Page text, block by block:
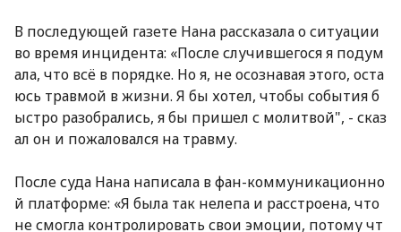
В последующей газете Нана рассказала о ситуации
во время инцидента: «После случившегося я подум
ала, что всё в порядке. Но я, не осознавая этого, оста
юсь травмой в жизни. Я бы хотел, чтобы события б
ыстро разобрались, я бы пришел с молитвой", - сказ
ал он и пожаловался на травму.
После суда Нана написала в фан-коммуникационно
й платформе: «Я была так нелепа и расстроена, что
не смогла контролировать свои эмоции, потому чт